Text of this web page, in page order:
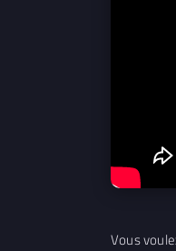
Vous